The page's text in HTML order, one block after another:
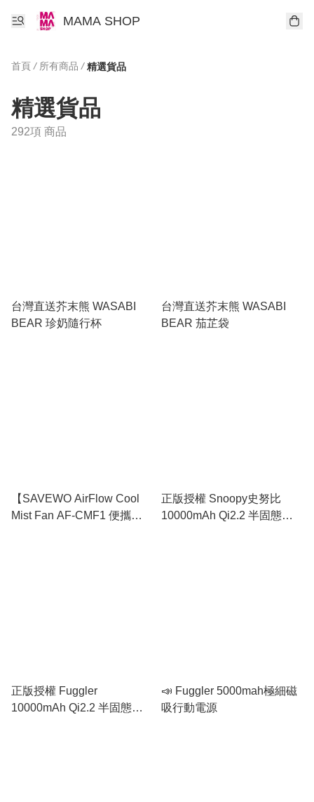
MAMA SHOP
首頁 / 所有商品 / 精選貨品
精選貨品
292項 商品
台灣直送芥末熊 WASABI
BEAR 珍奶隨行杯
台灣直送芥末熊 WASABI
BEAR 茄芷袋
【SAVEWO AirFlow Cool
Mist Fan AF-CMF1 便攜式
正版授權 Snoopy史努比
10000mAh Qi2.2 半固態
正版授權 Fuggler
10000mAh Qi2.2 半固態
📣 Fuggler 5000mah極細磁
吸行動電源